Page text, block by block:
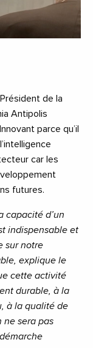
de la
Antipolis
parce qu’il
car les
futures.
capacité d’un
indispensable et
sur notre
explique le
cette activité
durable, à la
à la qualité de
ne sera pas